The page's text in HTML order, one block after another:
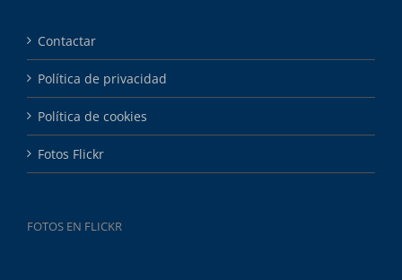
Contactar
Política de privacidad
Política de cookies
Fotos Flickr
FOTOS EN FLICKR